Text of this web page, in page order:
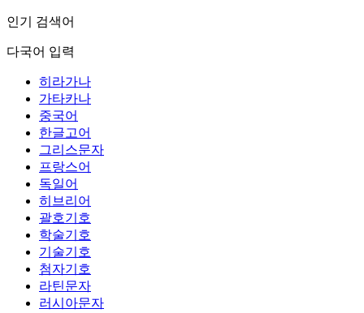
인기 검색어
다국어 입력
히라가나
가타카나
중국어
한글고어
그리스문자
프랑스어
독일어
히브리어
괄호기호
학술기호
기술기호
첨자기호
라틴문자
러시아문자